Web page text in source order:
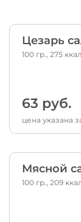
Цезарь
100 гр., 275
63 руб.
цена указана
Мясной
100 гр., 209